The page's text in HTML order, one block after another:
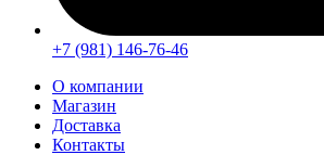
+7 (981) 146-76-46
О компании
Магазин
Доставка
Контакты